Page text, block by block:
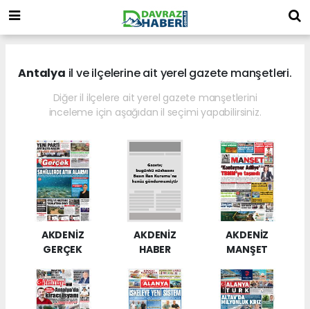
Antalya il ve ilçelerine ait yerel gazete manşetleri.
Diğer il ilçelere ait yerel gazete manşetlerini
inceleme için aşağıdan il seçimi yapabilirsiniz.
AKDENİZ
GERÇEK
AKDENİZ
HABER
AKDENİZ
MANŞET